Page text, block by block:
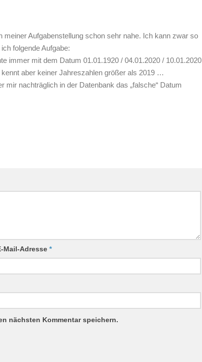
meiner Aufgabenstellung schon sehr nahe. Ich kann zwar so
folgende Aufgabe:
immer mit dem Datum 01.01.1920 / 04.01.2020 / 10.01.2020
aber keiner Jahreszahlen größer als 2019 …
nachträglich in der Datenbank das „falsche“ Datum
Mail-Adresse*
nächsten Kommentar speichern.